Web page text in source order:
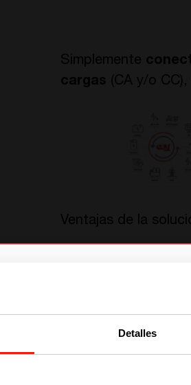
Detalles
Simplemente
cargas (CA y/o
Ventajas de la
consumo)
Beneficiarse de
reducción
from another region. Please